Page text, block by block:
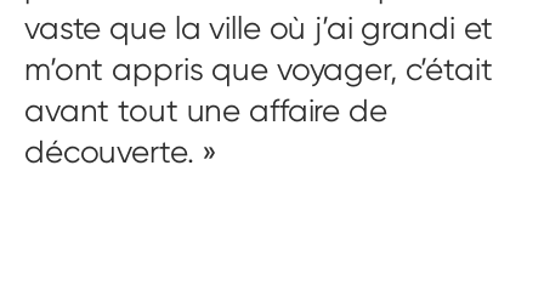
vaste que la ville où j’ai grandi et
m’ont appris que voyager, c’était
avant tout une affaire de
découverte.